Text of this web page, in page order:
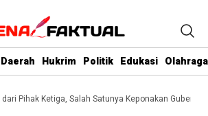
Daerah Hukrim Politik Edukasi Olahraga
Ketiga, Salah Satunya Keponakan Gubernur